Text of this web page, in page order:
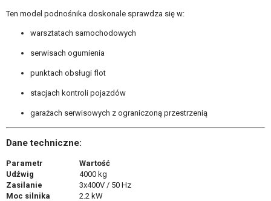
Ten model podnośnika doskonale sprawdza się w:
warsztatach samochodowych
serwisach ogumienia
punktach obsługi flot
stacjach kontroli pojazdów
garażach serwisowych z ograniczoną przestrzenią
Dane techniczne:
Parametr
Wartość
Udźwig
4000 kg
Zasilanie
3x400V / 50 Hz
Moc silnika
2.2 kW